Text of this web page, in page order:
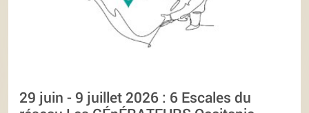
29 juin - 9 juillet 2026 : 6 Escales du